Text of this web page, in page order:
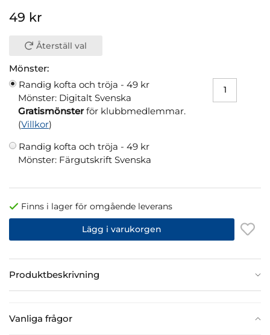
49 kr
Återställ val
Mönster:
Randig kofta och tröja - 49 kr
Mönster: Digitalt Svenska
Gratismönsterför klubbmedlemmar.
(Villkor)
Randig kofta och tröja - 49 kr
Mönster: Färgutskrift Svenska
Finns i lager för omgående leverans
Lägg i varukorgen
Produktbeskrivning
Vanliga frågor